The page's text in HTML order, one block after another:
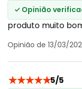
✓ Opinião
produto muito
Opinião de 13/03/
★★★★★5/5